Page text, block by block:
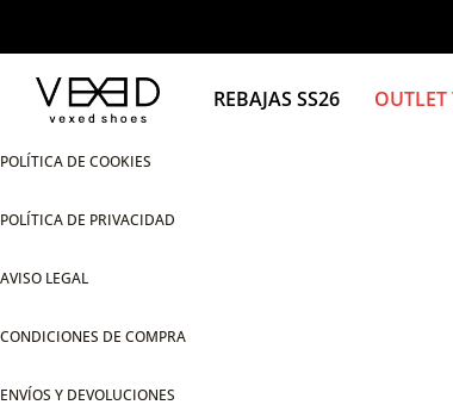
contenido
REBAJAS SS26
POLÍTICA DE COOKIES
POLÍTICA DE PRIVACIDAD
AVISO LEGAL
CONDICIONES DE COMPRA
ENVÍOS Y DEVOLUCIONES